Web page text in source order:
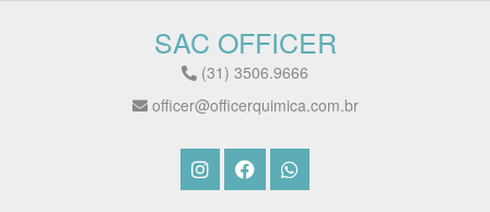
SAC OFFICER
(31) 3506.9666
officer@officerquimica.com.br